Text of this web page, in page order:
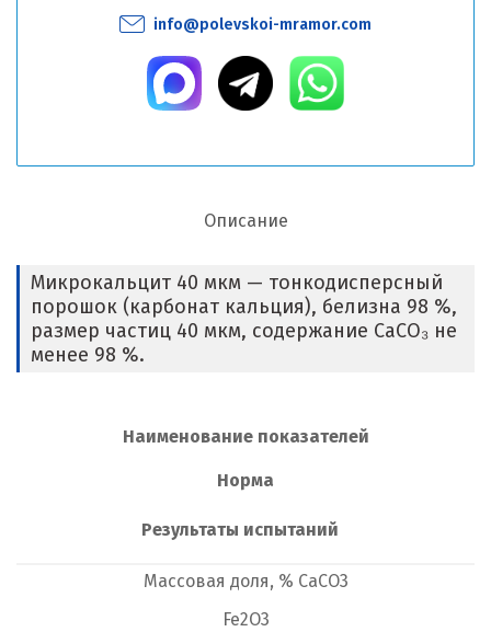
info@polevskoi-mramor.com
Описание
Микрокальцит 40 мкм — тонкодисперсный
порошок (карбонат кальция), белизна 98 %,
размер частиц 40 мкм, содержание CaCO₃ не
менее 98 %.
Наименование показателей
Норма
Результаты испытаний
Массовая доля, % CaCO3
Fe2O3